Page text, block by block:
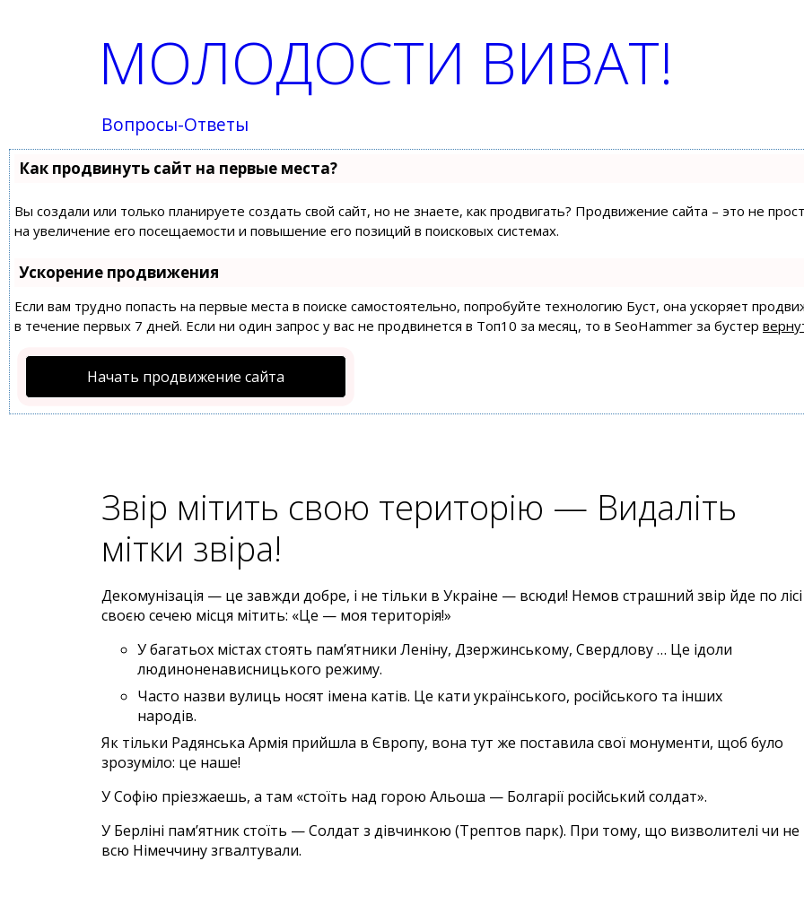
МОЛОДОСТИ ВИВАТ!
Вопросы-Ответы
Как продвинуть сайт на первые места?
Вы создали или только планируете создать свой сайт, но не знаете, как продвигать? Продвижение сайта – это не
на увеличение его посещаемости и повышение его позиций в поисковых системах.
Ускорение продвижения
Если вам трудно попасть на первые места в поиске самостоятельно, попробуйте технологию Буст, она ускоряет
в течение первых 7 дней. Если ни один запрос у вас не продвинется в Топ10 за месяц, то в SeoHammer за бустер
Начать продвижение сайта
Звір мітить свою територію — Видаліть
мітки звіра!
Декомунізація — це завжди добре, і не тільки в Украіне — всюди! Немов страшний звір йде по лісі
своєю сечею місця мітить: «Це — моя територія!»
У багатьох містах стоять пам’ятники Леніну, Дзержинському, Свердлову … Це ідоли
людиноненависницького режиму.
Часто назви вулиць носят імена катів. Це кати українського, російського та інших
народів.
Як тільки Радянська Армія прийшла в Європу, вона тут же поставила свої монументи, щоб було
зрозуміло: це наше!
У Софію пріезжаешь, а там «стоїть над горою Альоша — Болгарії російський солдат».
У Берліні пам’ятник стоїть — Солдат з дівчинкою (Трептов парк). При тому, що визволителі чи не
всю Німеччину згвалтували.